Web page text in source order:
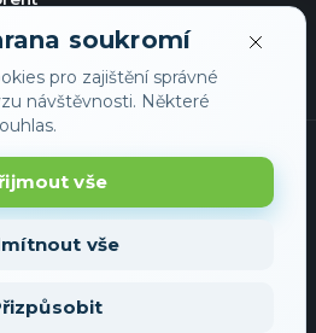
soukromí
pro zajištění správné
návštěvnosti. Některé
vše
vše